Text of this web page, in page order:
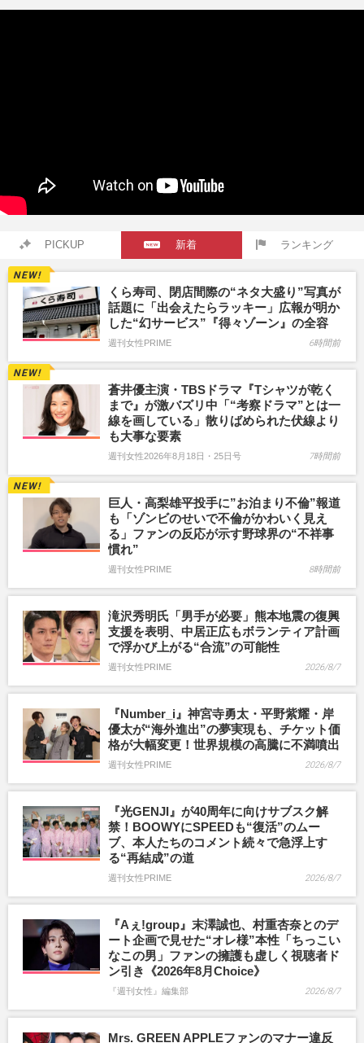
PICKUP 新着 ランキング
くら寿司、閉店間際の“ネタ大盛り”写真が
話題に「出会えたらラッキー」広報が明か
した“幻サービス”『得々ゾーン』の全容
週刊女性PRIME 6時間前
蒼井優主演・TBSドラマ『Tシャツが乾く
まで』が激バズリ中「“考察ドラマ”とは一
線を画している」散りばめられた伏線より
も大事な要素
週刊女性2026年8月18日・25日号 7時間前
巨人・高梨雄平投手に”お泊まり不倫”報道
も「ゾンビのせいで不倫がかわいく見え
る」ファンの反応が示す野球界の“不祥事
慣れ”
週刊女性PRIME 8時間前
滝沢秀明氏「男手が必要」熊本地震の復興
支援を表明、中居正広もボランティア計画
で浮かび上がる“合流”の可能性
週刊女性PRIME 2026/8/7
『Number_i』神宮寺勇太・平野紫耀・岸
優太が“海外進出”の夢実現も、チケット価
格が大幅変更！世界規模の高騰に不満噴出
週刊女性PRIME 2026/8/7
『光GENJI』が40周年に向けサブスク解
禁！BOOWYにSPEEDも“復活”のムー
ブ、本人たちのコメント続々で急浮上す
る“再結成”の道
週刊女性PRIME 2026/8/7
『Aぇ!group』末澤誠也、村重杏奈とのデ
ート企画で見せた“オレ様”本性「ちっこい
なこの男」ファンの擁護も虚しく視聴者ド
ン引き《2026年8月Choice》
『週刊女性』編集部 2026/8/7
Mrs. GREEN APPLEファンのマナー違反